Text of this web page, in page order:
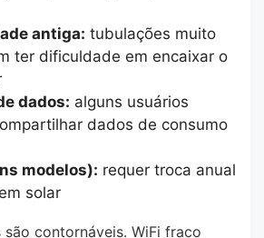
antiga: tubulações muito
ter dificuldade em encaixar o
dados: alguns usuários
dados de consumo
modelos): requer troca anual
solar
são contornáveis. WiFi fraco